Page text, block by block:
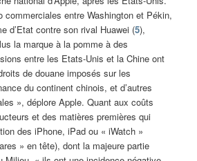
commerciales entre Washington et Pékin,
d’Etat contre son rival Huawei (5),
la marque à la pomme à des
entre les Etats-Unis et la Chine ont
de douane imposés sur les
du continent chinois, et d’autres
», déplore Apple. Quant aux coûts
et des matières premières qui
des iPhone, iPad ou « iWatch »
» en tête), dont la majeure partie